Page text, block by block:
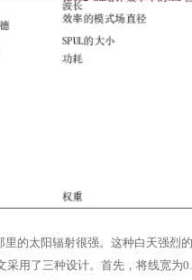
的太阳辐射很强。这种白天强烈
采用了三种设计。首先，将线宽为